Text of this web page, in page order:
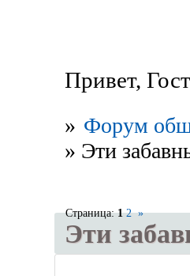
Привет,
» Форум
» Эти
Эти
Страница:1 2 »